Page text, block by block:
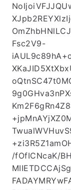
Fsc2V9-
/fOfICNcaK/